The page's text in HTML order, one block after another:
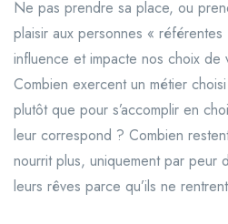
Ne pas prendre sa place, ou
plaisir aux personnes «
influence et impacte nos choix de
Combien exercent un métier
plutôt que pour s’accomplir en
leur correspond ? Combien
nourrit plus, uniquement par
leurs rêves parce qu’ils ne